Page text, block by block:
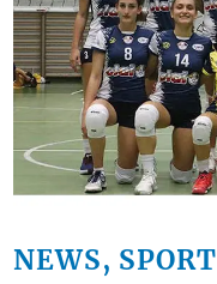
NEWS, SPORT